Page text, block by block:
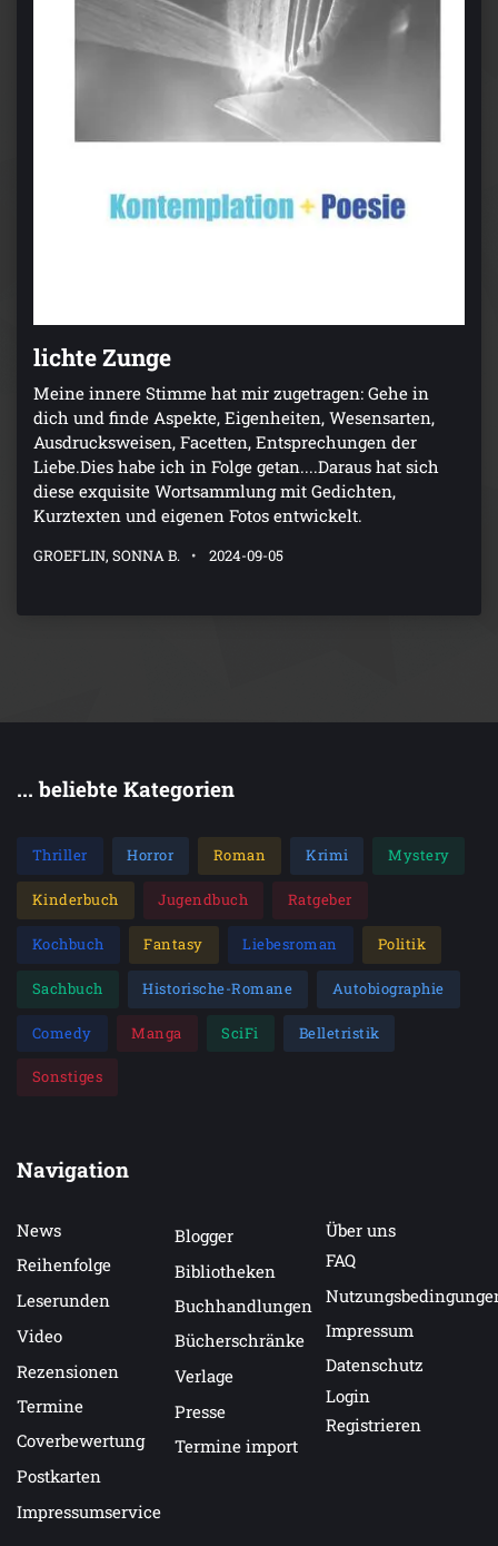
lichte Zunge
Meine innere Stimme hat mir zugetragen: Gehe in
dich und finde Aspekte, Eigenheiten, Wesensarten,
Ausdrucksweisen, Facetten, Entsprechungen der
Liebe.Dies habe ich in Folge getan....Daraus hat sich
diese exquisite Wortsammlung mit Gedichten,
Kurztexten und eigenen Fotos entwickelt.
GROEFLIN, SONNA B. 2024-09-05
... beliebte Kategorien
Thriller Horror Roman Krimi Mystery
Kinderbuch Jugendbuch Ratgeber
Kochbuch Fantasy Liebesroman Politik
Sachbuch Historische-Romane Autobiographie
Comedy Manga SciFi Belletristik
Sonstiges
Navigation
News
Reihenfolge
Leserunden
Video
Rezensionen
Termine
Coverbewertung
Postkarten
Impressumservice
Blogger
Bibliotheken
Buchhandlungen
Bücherschränke
Verlage
Presse
Termine import
Über uns
FAQ
Impressum
Datenschutz
Login
Registrieren